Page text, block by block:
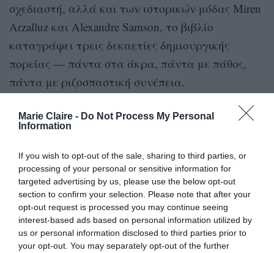
Marie Claire - Do Not Process My Personal
Information
If you wish to opt-out of the sale, sharing to third parties, or
processing of your personal or sensitive information for
targeted advertising by us, please use the below opt-out
section to confirm your selection. Please note that after your
opt-out request is processed you may continue seeing
interest-based ads based on personal information utilized by
us or personal information disclosed to third parties prior to
your opt-out. You may separately opt-out of the further
σχεδιαστή, αλλά και των ιστορικών μόδας Miren
Arzalluz και Alexandre Samson, το βιβλίο
καταγράφει τρεις δεκαετίες δημιουργικής
πορείας — πάντα στα άκρα, πάντα με πάθος,
πάντα με ριζοσπαστική συνέπεια.
Η έκδοση περιλαμβάνει επίσης βαθιά
ερμηνευτικά δοκίμια για τις ποιότητες των
υλικών, τις σιλουέτες και τις επιρροές του
Owens — από τη λογοτεχνία του Joris-Karl
Huysmans μέχρι το σύγχρονο σινεμά και την
performance art.
Ο Rick Owens Σήμερα